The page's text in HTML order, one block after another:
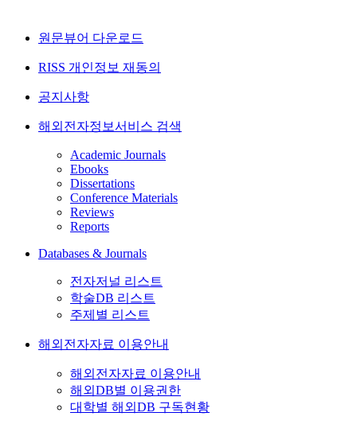
원문뷰어 다운로드
RISS 개인정보 재동의
공지사항
해외전자정보서비스 검색
Academic Journals
Ebooks
Dissertations
Conference Materials
Reviews
Reports
Databases & Journals
전자저널 리스트
학술DB 리스트
주제별 리스트
해외전자자료 이용안내
해외전자자료 이용안내
해외DB별 이용권한
대학별 해외DB 구독현황